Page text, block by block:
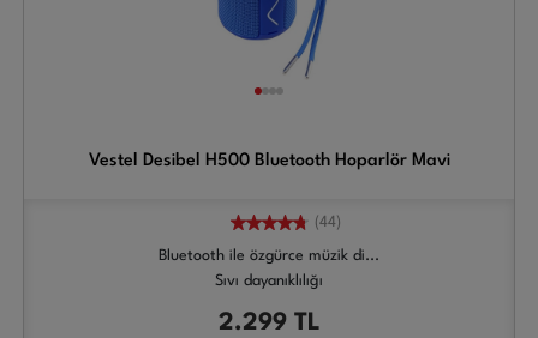
Vestel Desibel H500 Bluetooth Hoparlör Mavi
(44)
Bluetooth ile özgürce müzik di...
Sıvı dayanıklılığı
2.299 TL